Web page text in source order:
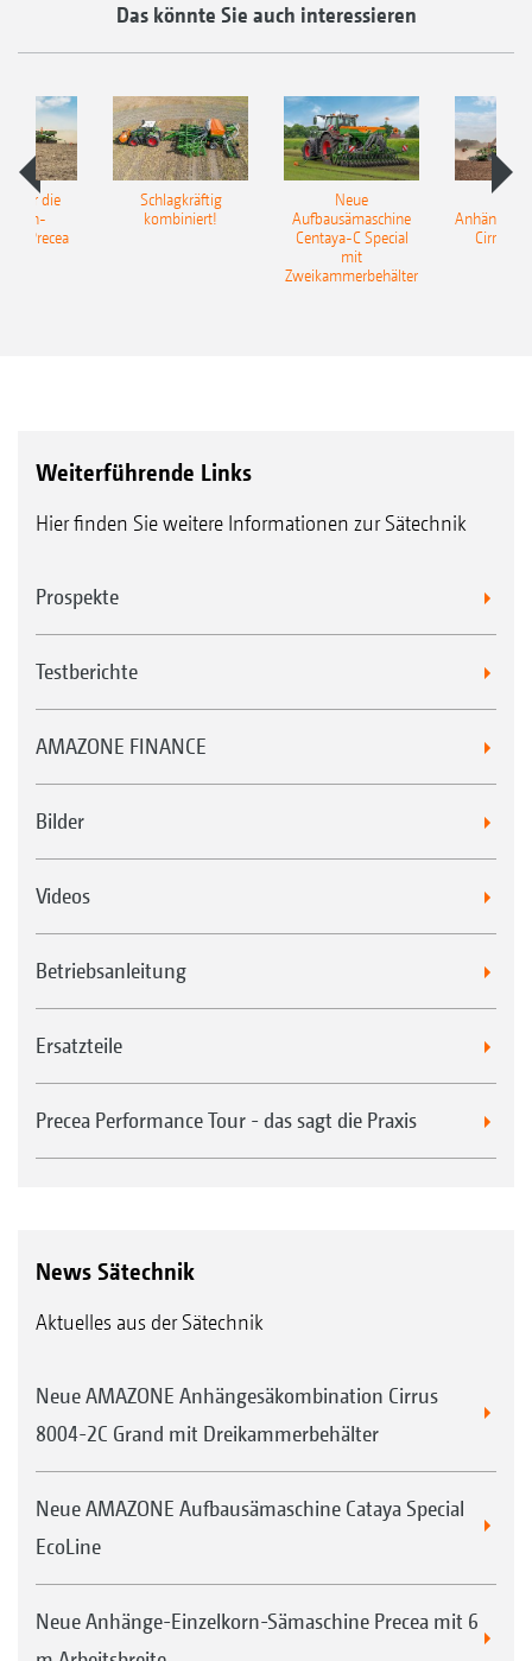
Das könnte Sie auch interessieren
für die
Precea
Schlagkräftig
kombiniert!
Neue
Aufbausämaschine
Centaya-C Special
mit
Zweikammerbehälter
Cirrus
Weiterführende Links
Hier finden Sie weitere Informationen zur Sätechnik
Prospekte
Testberichte
AMAZONE FINANCE
Bilder
Videos
Betriebsanleitung
Ersatzteile
Precea Performance Tour - das sagt die Praxis
News Sätechnik
Aktuelles aus der Sätechnik
Neue AMAZONE Anhängesäkombination Cirrus
8004-2C Grand mit Dreikammerbehälter
Neue AMAZONE Aufbausämaschine Cataya Special
EcoLine
Neue Anhänge-Einzelkorn-Sämaschine Precea mit 6